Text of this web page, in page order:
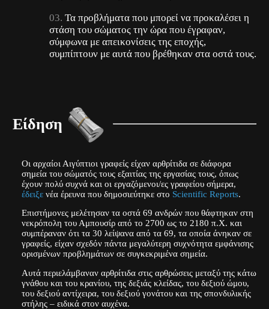
Τα προβλήματα που μπορεί να προκαλέσει η
στάση του σώματoς την ώρα που έγραφαν,
σύμφωνα με απεικονίσεις της εποχής,
συμπίπτουν με αυτά που βρέθηκαν στα οστά τους.
Είδηση
Οι αρχαίοι Αιγύπτιοι γραφείς είχαν αρθρίτιδα σε διάφορα
σημεία του σώματός τους εξαιτίας της εργασίας τους, όπως
έχουν πολύ συχνά και οι εργαζόμενοι/ες γραφείου σήμερα,
έδειξενέα έρευνα που δημοσιεύτηκε στο Scientific Reports.
Επιστήμονες μελέτησαν τα οστά 69 ανδρών που θάφτηκαν στη
νεκρόπολη του Αμπουσίρ από το 2700 ως το 2180 π.Χ. και
συμπέραναν ότι τα 30 λείψανα από τα 69, τα οποία άνηκαν σε
γραφείς, είχαν σχεδόν πάντα μεγαλύτερη συχνότητα εμφάνισης
ορισμένων προβλημάτων σε συγκεκριμένα σημεία.
Αυτά περιελάμβαναν αρθρίτιδα στις αρθρώσεις μεταξύ της κάτω
γνάθου και του κρανίου, της δεξιάς κλείδας, του δεξιού ώμου,
του δεξιού αντίχειρα, του δεξιού γονάτου και της σπονδυλικής
στήλης – ειδικά στον αυχένα.